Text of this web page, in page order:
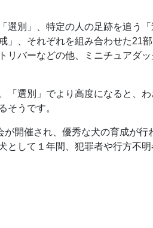
別」、特定の人の足跡を追う「
」、それぞれを組み合わせた21
リバーなどの他、ミニチュアダ
「選別」でより高度になると、わ
そうです。
開催され、優秀な犬の育成が行
として１年間、犯罪者や行方不